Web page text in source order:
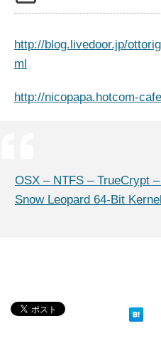
http://blog.livedoor.jp/
ml
http://nicopapa.hotcom-
OSX – NTFS – TrueCrypt
Snow Leopard 64-Bit Kernel